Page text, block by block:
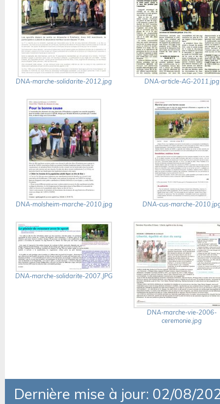
DNA-marche-solidarite-2012.jpg DNA-article-AG-2011.jpg
DNA-molsheim-marche-2010.jpg DNA-cus-marche-
DNA-marche-solidarite-2007.JPG
DNA-marche-vie-2006-
ceremonie.jpg
Dernière mise à jour: 02/08/